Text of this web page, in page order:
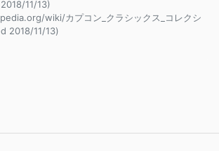
11/13)
wiki/カプコン_クラシックス_コレクシ
2018/11/13)